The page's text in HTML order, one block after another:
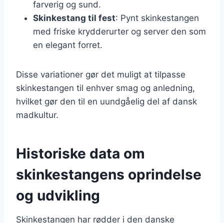
farverig og sund.
Skinkestang til fest: Pynt skinkestangen
med friske krydderurter og server den som
en elegant forret.
Disse variationer gør det muligt at tilpasse
skinkestangen til enhver smag og anledning,
hvilket gør den til en uundgåelig del af dansk
madkultur.
Historiske data om
skinkestangens oprindelse
og udvikling
Skinkestangen har rødder i den danske